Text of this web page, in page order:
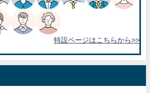
特設ページはこちらから>>